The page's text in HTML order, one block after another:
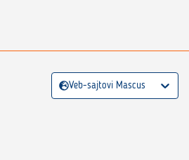
Veb-sajtovi Mascus